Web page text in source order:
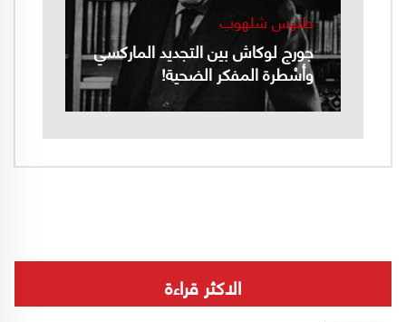
طنوس شلهوب
جورج لوكاش بين التجديد الماركسي
وأسْطرة المفكر الضحية!
الاكثر قراءة